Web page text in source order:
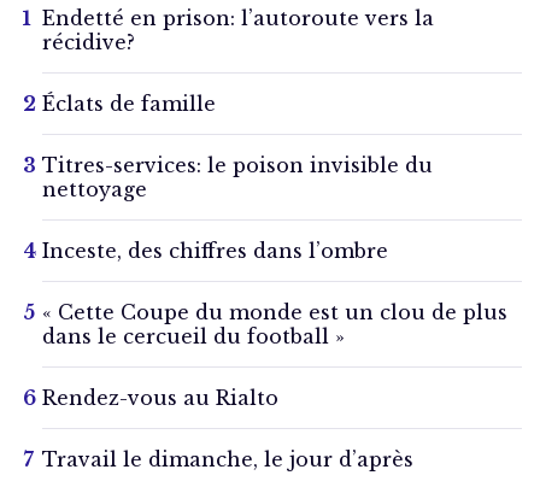
Endetté en prison: l’autoroute vers la
récidive?
Éclats de famille
Titres-services: le poison invisible du
nettoyage
Inceste, des chiffres dans l’ombre
« Cette Coupe du monde est un clou de plus
dans le cercueil du football »
Rendez-vous au Rialto
Travail le dimanche, le jour d’après